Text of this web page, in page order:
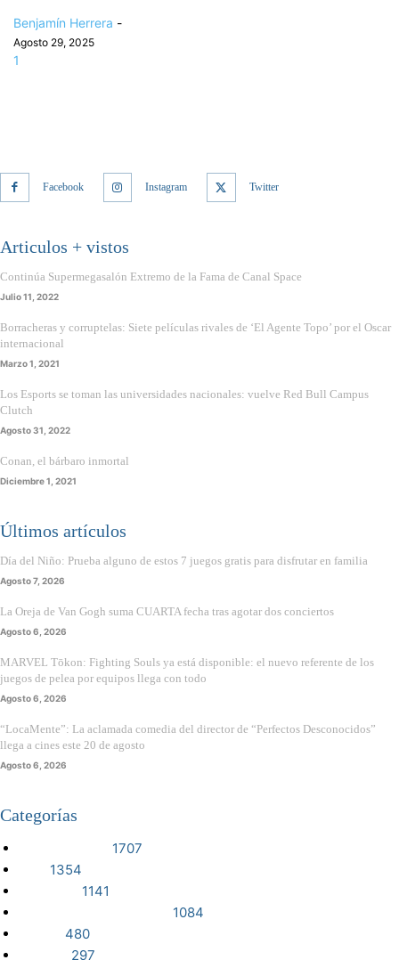
Benjamín Herrera -
Agosto 29, 2025
1
Facebook Instagram Twitter
Articulos + vistos
Continúa Supermegasalón Extremo de la Fama de Canal Space
Julio 11, 2022
Borracheras y corruptelas: Siete películas rivales de ‘El Agente Topo’ por el Oscar
internacional
Marzo 1, 2021
Los Esports se toman las universidades nacionales: vuelve Red Bull Campus
Clutch
Agosto 31, 2022
Conan, el bárbaro inmortal
Diciembre 1, 2021
Últimos artículos
Día del Niño: Prueba alguno de estos 7 juegos gratis para disfrutar en familia
Agosto 7, 2026
La Oreja de Van Gogh suma CUARTA fecha tras agotar dos conciertos
Agosto 6, 2026
MARVEL Tōkon: Fighting Souls ya está disponible: el nuevo referente de los
juegos de pelea por equipos llega con todo
Agosto 6, 2026
“LocaMente”: La aclamada comedia del director de “Perfectos Desconocidos”
llega a cines este 20 de agosto
Agosto 6, 2026
Categorías
1707
1354
1141
1084
480
297